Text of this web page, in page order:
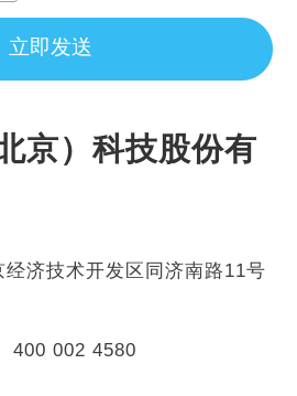
立即发送
京）科技股份有
经济技术开发区同济南路11号
400 002 4580